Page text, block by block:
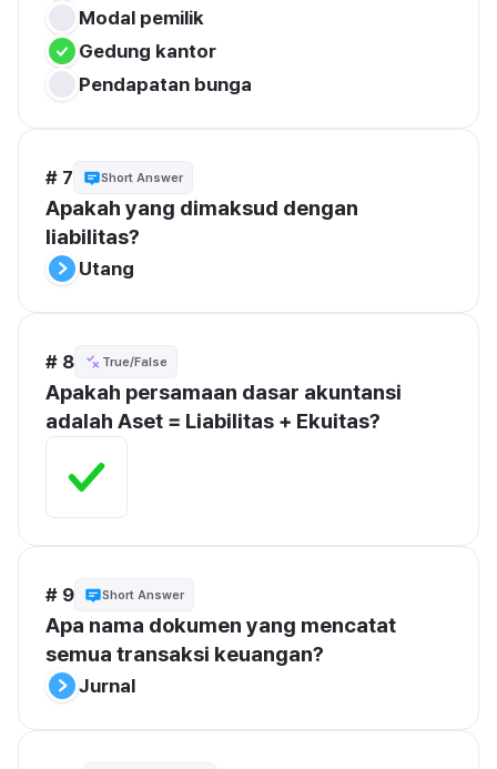
Modal pemilik
Gedung kantor
Pendapatan bunga
# 7 Short Answer
Apakah yang dimaksud dengan
liabilitas?
Utang
# 8 True/False
Apakah persamaan dasar akuntansi
adalah Aset = Liabilitas + Ekuitas?
# 9 Short Answer
Apa nama dokumen yang mencatat
semua transaksi keuangan?
Jurnal